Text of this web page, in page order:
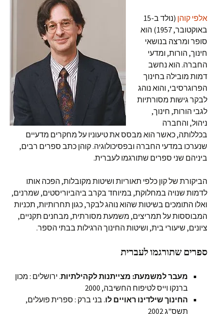
אלפי קוהן
(נולד ב-15
באוקטובר, 1957) הוא
סופר ומרצה בנושאי
חינוך, הורות, ומדעי
החברה. הוא נחשב
דמות מובילה בחינוך
הפרוגרסיבי, והוא נוהג
לבקר גישות מסורתיות
לגבי הורות, חינוך,
ניהול, והחברה
בכללותה, כאשר הוא מבסס את טיעוניו על מחקרים מדעיים
שנערכו במדעי החברה ובפסיכולוגיה. קוהן כתב ספרים רבים,
ביניהם שני ספרים שתורגמו לעברית.
הביקורת של קון כלפי תאוריות ושיטות מקובלות, הפכה אותו
לדמות שנויה במחלוקת, במיוחד בקרב ביהביוריסטים, שמרנים,
ואלו התומכים בשיטות שהוא נוהג לבקר, כגון תחרותיות, תכניות
המבוססות על תמריצים, משמעת מסורתית, מבחנים תקניים,
ציונים, שיעורי בית, ושיטות החינוך הרגילות בבתי הספר.
ספרים שתורגמו לעברית
מעבר למשמעת: מצייתנות לקהילתיות. ירושלים : מכון
ברנקו וייס לטיפוח החשיבה, 2000
החינוך שילדינו ראויים לו. בני ברק : ספרית פועלים,
תשס"ג 2002